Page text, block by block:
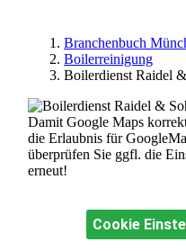
Branchenbuch
Boilerreinigung
Boilerdienst Raidel
Damit Google Maps
die Erlaubnis für
überprüfen Sie ggfl. die
erneut!
Cookie